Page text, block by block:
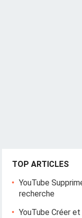
TOP ARTICLES
YouTube
recherche
YouTube Créer